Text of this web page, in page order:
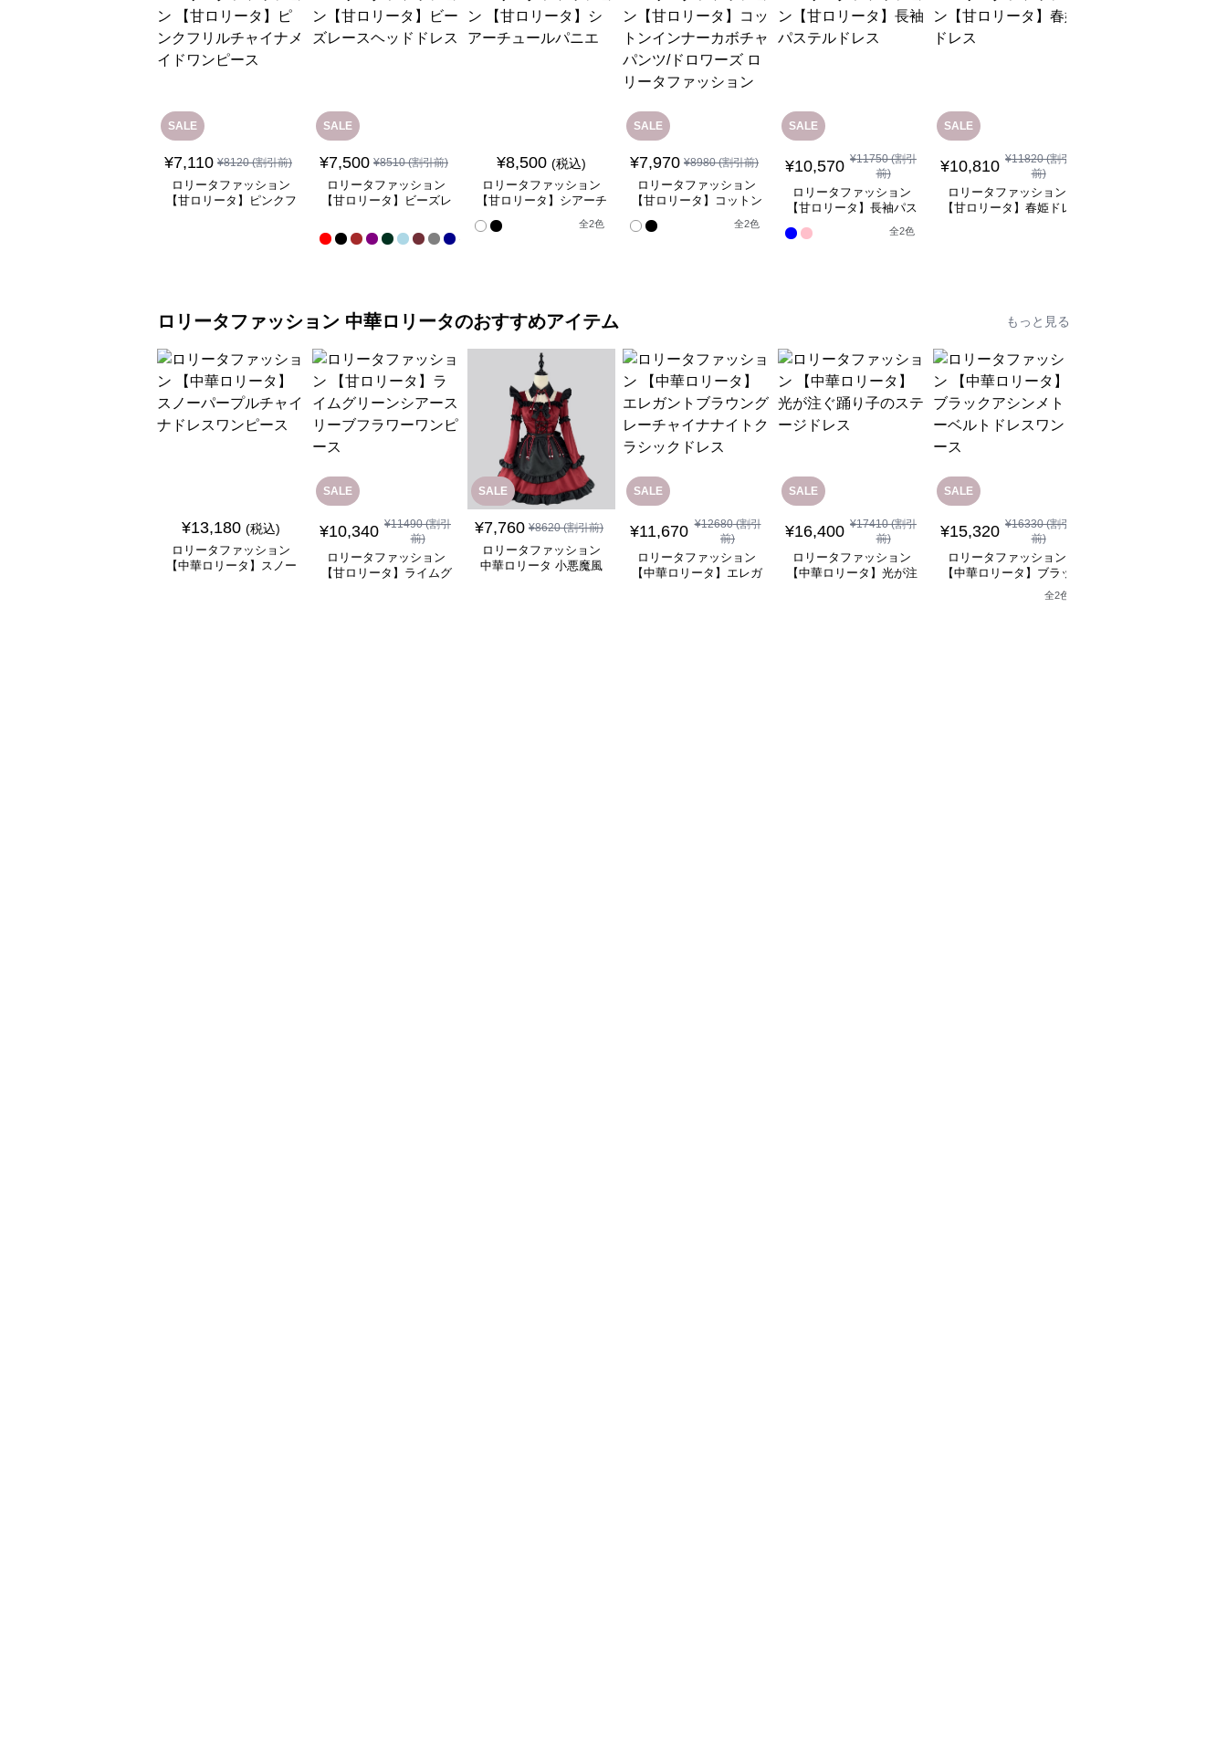
SALE
¥7,110 ¥8120(割引前)
ロリータファッション
【甘ロリータ】ピンクフ
SALE
¥7,500 ¥8510(割引前)
ロリータファッション
【甘ロリータ】ビーズレ
¥8,500 (税込)
ロリータファッション
【甘ロリータ】シアーチ
全2色
SALE
¥7,970 ¥8980(割引前)
ロリータファッション
【甘ロリータ】コットン
インナーカボチャパン
ツ/ドロワーズ ロリータ
全2色
SALE
¥10,570 ¥11750(割引
前)
ロリータファッション
【甘ロリータ】長袖パス
全2色
SALE
¥10,810 ¥11820(割引
前)
ロリータファッション
【甘ロリータ】春姫ドレ
ロリータファッション 中華ロリータのおすすめアイテム もっと見る
¥13,180 (税込)
ロリータファッション
【中華ロリータ】スノー
SALE
¥10,340 ¥11490(割引
前)
ロリータファッション
【甘ロリータ】ライムグ
SALE
¥7,760 ¥8620(割引前)
ロリータファッション
中華ロリータ 小悪魔風
SALE
¥11,670 ¥12680(割引
前)
ロリータファッション
【中華ロリータ】エレガ
SALE
¥16,400 ¥17410(割引
前)
ロリータファッション
【中華ロリータ】光が注
SALE
¥15,320 ¥16330(割引
前)
ロリータファッション
【中華ロリータ】ブラッ
クアシンメトリーベルト
ドレスワンピース
全2色